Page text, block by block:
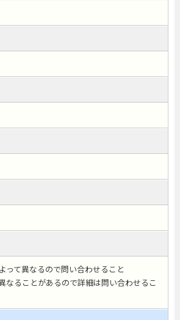
って異なるので問い合わせること
なることがあるので詳細は問い合わせるこ